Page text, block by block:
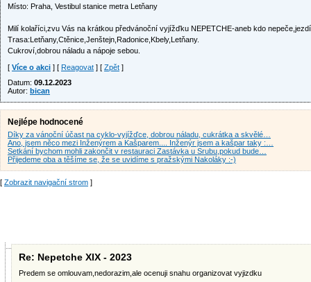
Místo: Praha, Vestibul stanice metra Letňany
Milí kolaříci,zvu Vás na krátkou předvánoční vyjížďku NEPETCHE-aneb kdo
Trasa:Letňany,Ctěnice,Jenštejn,Radonice,Kbely,Letňany.
Cukroví,dobrou náladu a nápoje sebou.
[ Více o akci ] [ Reagovat ] [ Zpět ]
Datum: 09.12.2023
Autor: bican
Nejlépe hodnocené
Díky za vánoční účast na cyklo-vyjížďce, dobrou náladu, cukrátka a skvělé…
Ano, jsem něco mezi Inženýrem a Kašparem.... Inženýr jsem a kašpar taky :…
Setkání bychom mohli zakončit v restauraci Zastávka u Srubu,pokud bude…
Přijedeme oba a těšíme se, že se uvidíme s pražskými Nakoláky :-)
[ Zobrazit navigační strom ]
Re: Nepetche XIX - 2023
Predem se omlouvam,nedorazim,ale ocenuji snahu organizovat vyjizdku